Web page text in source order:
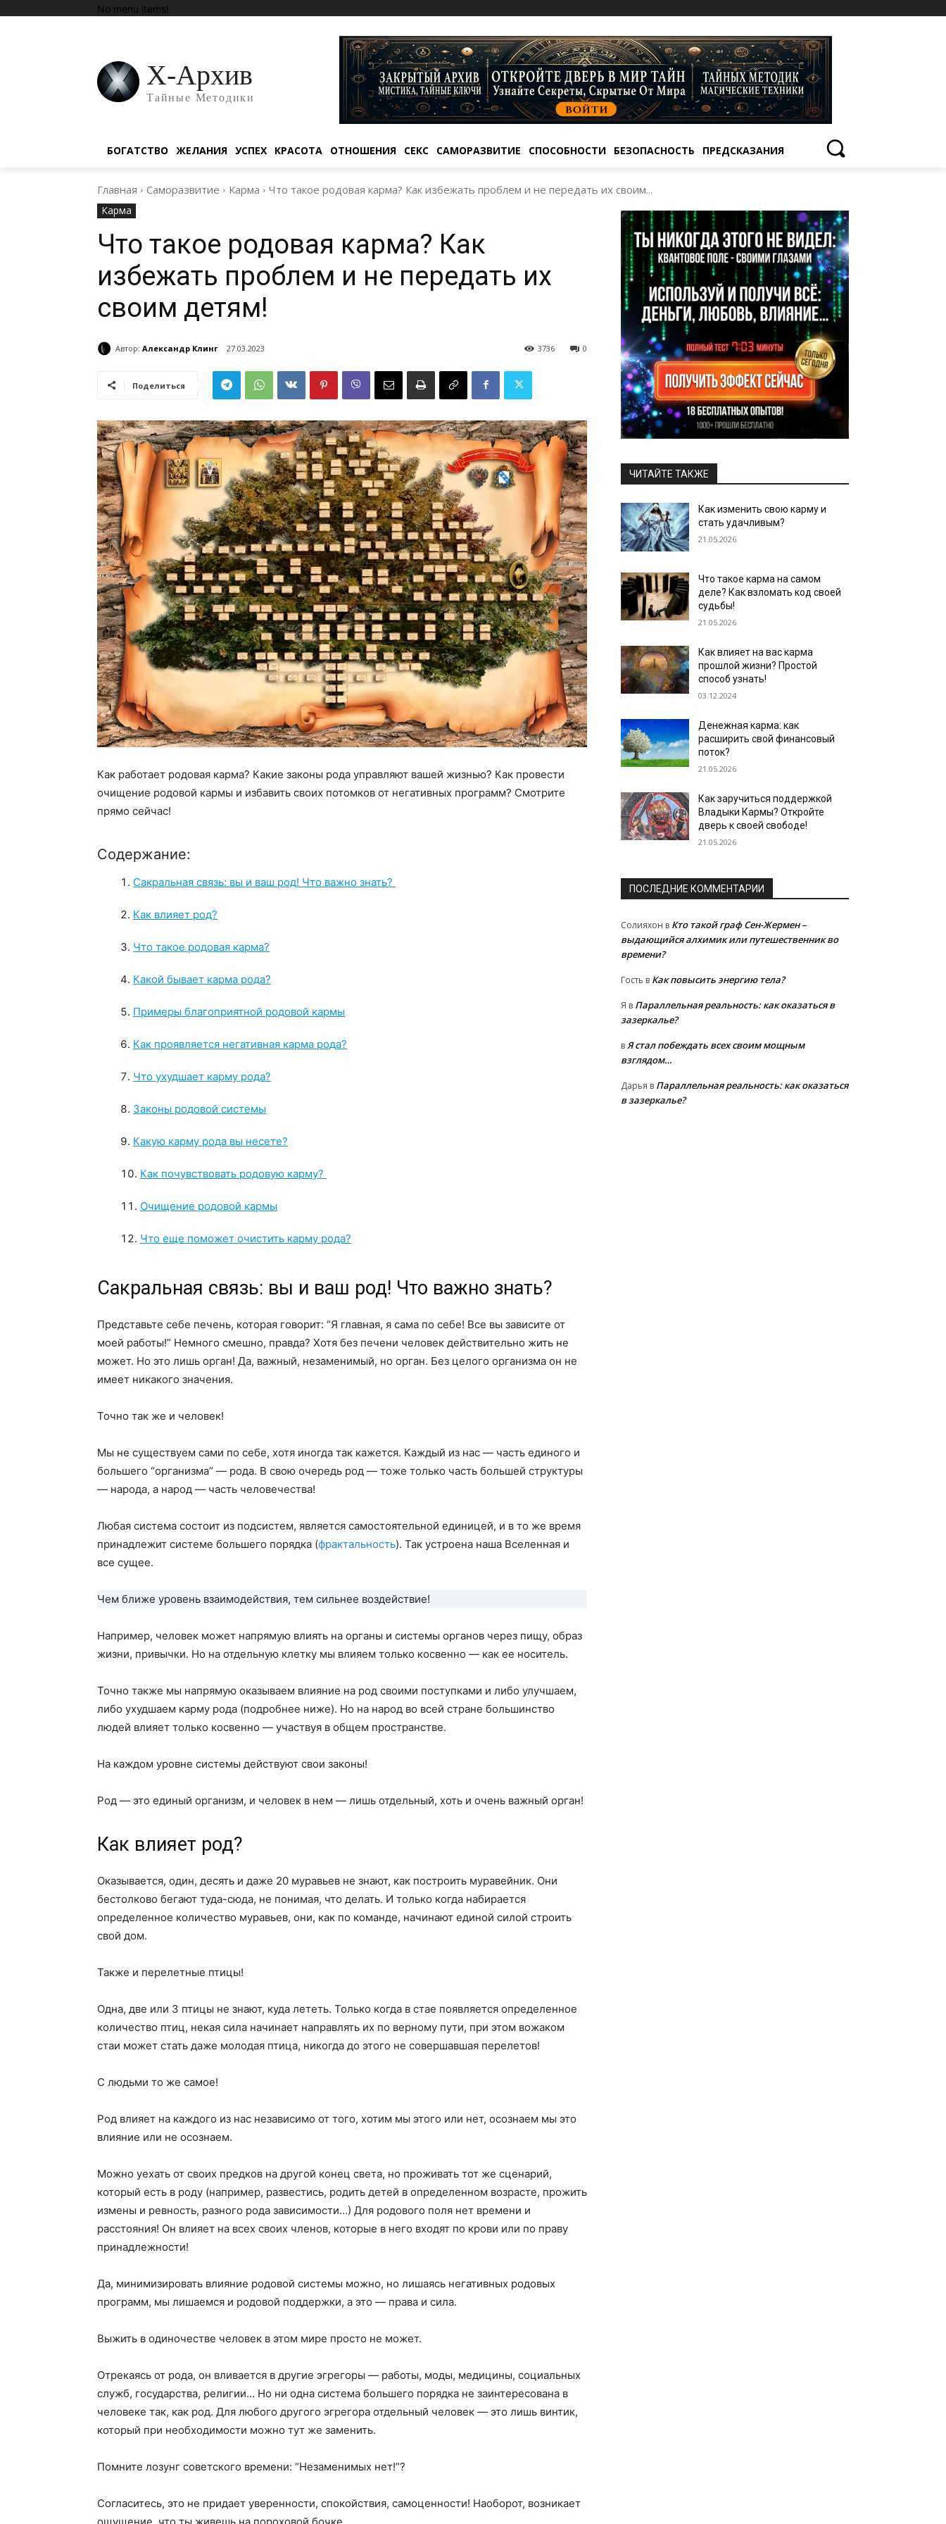
No menu items!
Х-Архив
Тайные Методики
БОГАТСТВО ЖЕЛАНИЯ УСПЕХ КРАСОТА ОТНОШЕНИЯ СЕКС САМОРАЗВИТИЕ СПОСОБНОСТИ БЕЗОПАСНОСТЬ ПРЕДСКАЗАНИЯ
Главная Саморазвитие Карма Что такое родовая карма? Как избежать проблем и не передать их своим...
Карма
Что такое родовая карма? Как
избежать проблем и не передать их
своим детям!
Автор: Александр Клинг 27.03.2023 0
3736
Поделиться
Как работает родовая карма? Какие законы рода управляют вашей жизнью? Как провести
очищение родовой кармы и избавить своих потомков от негативных программ? Смотрите
прямо сейчас!
Содержание:
Сакральная связь: вы и ваш род! Что важно знать?
Как влияет род?
Что такое родовая карма?
Какой бывает карма рода?
Примеры благоприятной родовой кармы
Как проявляется негативная карма рода?
Что ухудшает карму рода?
Законы родовой системы
Какую карму рода вы несете?
Как почувствовать родовую карму?
Очищение родовой кармы
Что еще поможет очистить карму рода?
Сакральная связь: вы и ваш род! Что важно знать?
Представьте себе печень, которая говорит: “Я главная, я сама по себе! Все вы зависите от
моей работы!” Немного смешно, правда? Хотя без печени человек действительно жить не
может. Но это лишь орган! Да, важный, незаменимый, но орган. Без целого организма он не
имеет никакого значения.
Точно так же и человек!
Мы не существуем сами по себе, хотя иногда так кажется. Каждый из нас — часть единого и
большего “организма” — рода. В свою очередь род — тоже только часть большей структуры
— народа, а народ — часть человечества!
Любая система состоит из подсистем, является самостоятельной единицей, и в то же время
принадлежит системе большего порядка (фрактальность). Так устроена наша Вселенная и
все сущее.
Чем ближе уровень взаимодействия, тем сильнее воздействие!
Например, человек может напрямую влиять на органы и системы органов через пищу, образ
жизни, привычки. Но на отдельную клетку мы влияем только косвенно — как ее носитель.
Точно также мы напрямую оказываем влияние на род своими поступками и либо улучшаем,
либо ухудшаем карму рода (подробнее ниже). Но на народ во всей стране большинство
людей влияет только косвенно — участвуя в общем пространстве.
На каждом уровне системы действуют свои законы!
Род — это единый организм, и человек в нем — лишь отдельный, хоть и очень важный орган!
Как влияет род?
Оказывается, один, десять и даже 20 муравьев не знают, как построить муравейник. Они
бестолково бегают туда-сюда, не понимая, что делать. И только когда набирается
определенное количество муравьев, они, как по команде, начинают единой силой строить
свой дом.
Также и перелетные птицы!
Одна, две или 3 птицы не знают, куда лететь. Только когда в стае появляется определенное
количество птиц, некая сила начинает направлять их по верному пути, при этом вожаком
стаи может стать даже молодая птица, никогда до этого не совершавшая перелетов!
С людьми то же самое!
Род влияет на каждого из нас независимо от того, хотим мы этого или нет, осознаем мы это
влияние или не осознаем.
Можно уехать от своих предков на другой конец света, но проживать тот же сценарий,
который есть в роду (например, развестись, родить детей в определенном возрасте, прожить
измены и ревность, разного рода зависимости…) Для родового поля нет времени и
расстояния! Он влияет на всех своих членов, которые в него входят по крови или по праву
принадлежности!
Да, минимизировать влияние родовой системы можно, но лишаясь негативных родовых
программ, мы лишаемся и родовой поддержки, а это — права и сила.
Выжить в одиночестве человек в этом мире просто не может.
Отрекаясь от рода, он вливается в другие эгрегоры — работы, моды, медицины, социальных
служб, государства, религии… Но ни одна система большего порядка не заинтересована в
человеке так, как род. Для любого другого эгрегора отдельный человек — это лишь винтик,
который при необходимости можно тут же заменить.
Помните лозунг советского времени: “Незаменимых нет!”?
Согласитесь, это не придает уверенности, спокойствия, самоценности! Наоборот, возникает
ЧИТАЙТЕ ТАКЖЕ
Как изменить свою карму и
стать удачливым?
21.05.2026
Что такое карма на самом
деле? Как взломать код своей
судьбы!
21.05.2026
Как влияет на вас карма
прошлой жизни? Простой
способ узнать!
03.12.2024
Денежная карма: как
расширить свой финансовый
поток?
21.05.2026
Как заручиться поддержкой
Владыки Кармы? Откройте
дверь к своей свободе!
21.05.2026
ПОСЛЕДНИЕ КОММЕНТАРИИ
Солияхон в Кто такой граф Сен-Жермен –
выдающийся алхимик или путешественник во
времени?
Гость в Как повысить энергию тела?
Я в Параллельная реальность: как оказаться в
зазеркалье?
в Я стал побеждать всех своим мощным
взглядом…
Дарья в Параллельная реальность: как оказаться
в зазеркалье?